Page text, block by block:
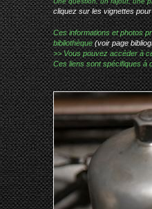
cliquez sur les vignettes
Ces informations et photos
bibliothèque(voir page
>> Vous pouvez accéder à
Ces liens sont spécifiques à